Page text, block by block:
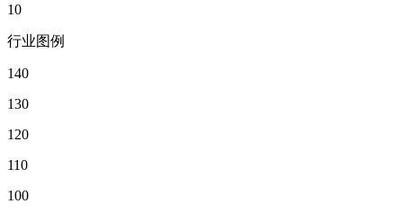
10
行业图例
140
130
120
110
100